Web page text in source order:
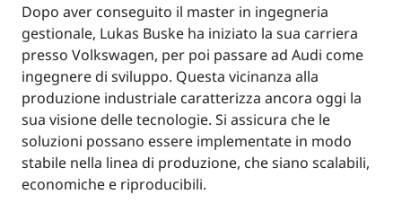
Dopo aver conseguito il master in ingegneria
gestionale, Lukas Buske ha iniziato la sua carriera
presso Volkswagen, per poi passare ad Audi come
ingegnere di sviluppo. Questa vicinanza alla
produzione industriale caratterizza ancora oggi la
sua visione delle tecnologie. Si assicura che le
soluzioni possano essere implementate in modo
stabile nella linea di produzione, che siano scalabili,
economiche e riproducibili.